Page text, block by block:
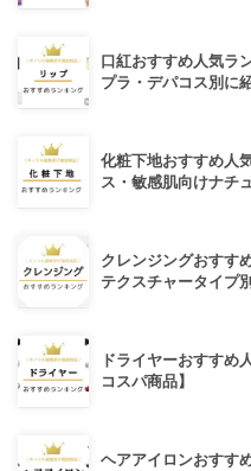
口紅おすすめ人気ラ
プラ・デパコス別に
化粧下地おすすめ人
ス・敏感肌向けナチ
クレンジングおすす
テクスチャータイプ
ドライヤーおすすめ
コスパ商品】
ヘアアイロンおすす